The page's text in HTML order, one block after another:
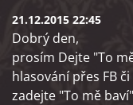
21.12.2015 22:45
Dobrý den,
prosím Dejte "To
hlasování přes FB
zadejte "To mě